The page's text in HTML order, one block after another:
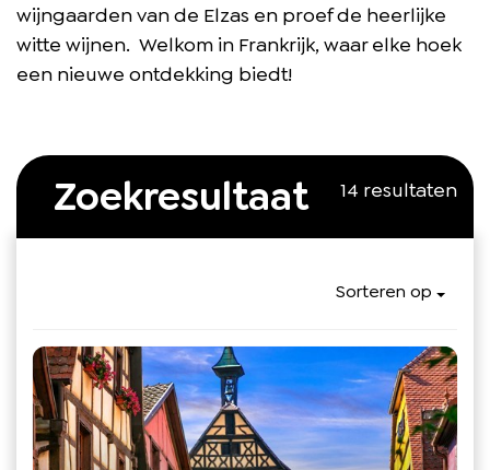
wijngaarden van de Elzas en proef de heerlijke
witte wijnen. Welkom in Frankrijk, waar elke hoek
een nieuwe ontdekking biedt!
14 resultaten
Zoekresultaat
Sorteren op